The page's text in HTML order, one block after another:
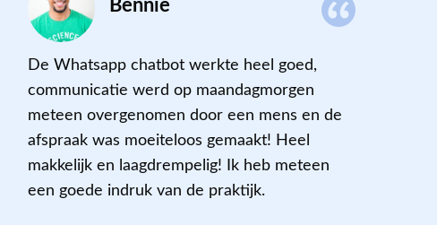
Bennie
De Whatsapp chatbot werkte heel goed,
communicatie werd op maandagmorgen
meteen overgenomen door een mens en de
afspraak was moeiteloos gemaakt! Heel
makkelijk en laagdrempelig! Ik heb meteen
een goede indruk van de praktijk.